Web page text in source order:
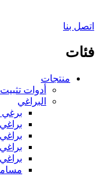
اتصل بنا
فئات
منتجات
أدوات
البراغي
برغي
براغي